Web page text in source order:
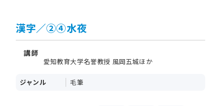
漢字／②④水夜
講師
愛知教育大学名誉教授 風岡五城ほか
ジャンル 毛筆